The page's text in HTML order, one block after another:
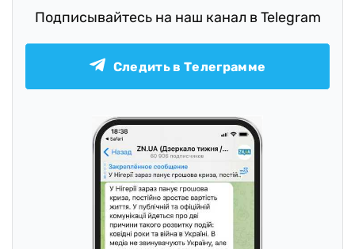
Подписывайтесь на наш канал в Telegram
Следить в Телеграмме